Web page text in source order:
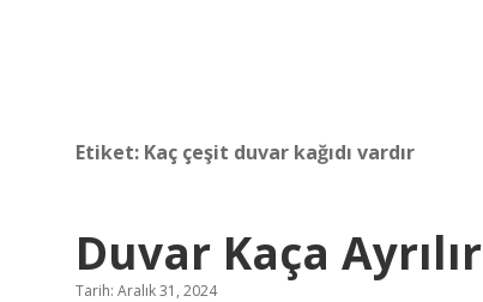
Etiket: Kaç çeşit duvar kağıdı vardır
Duvar Kaça Ayrılır
Tarih: Aralık 31, 2024